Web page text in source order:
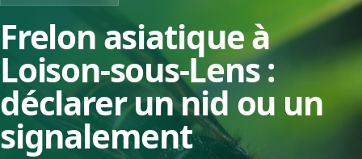
Frelon asiatique à
Loison-sous-Lens :
déclarer un nid ou un
signalement